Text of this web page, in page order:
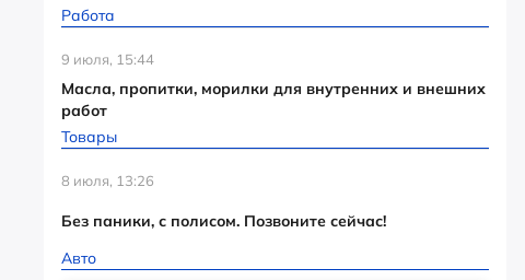
Работа
9 июля, 15:44
Масла, пропитки, морилки для внутренних и внешних
работ
Товары
8 июля, 13:26
Без паники, с полисом. Позвоните сейчас!
Авто